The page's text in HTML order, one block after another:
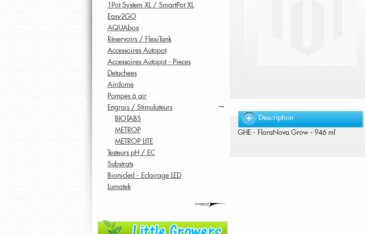
Description
GHE - FloraNova Grow - 946 ml
1Pot System XL / SmartPot XL
Easy2GO
AQUAbox
Réservoirs / FlexiTank
Accessoires Autopot
Accessoires Autopot - Pieces
Detachees
Airdome
Pompes à air
Engrais / Stimulateurs
BIOTABS
METROP
METROP LITE
Testeurs pH / EC
Substrats
Bionicled - Eclairage LED
Lumatek